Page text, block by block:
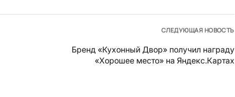
СЛЕДУЮЩАЯ НОВОСТЬ
Бренд «Кухонный Двор» получил награду
«Хорошее место» на Яндекс.Картах